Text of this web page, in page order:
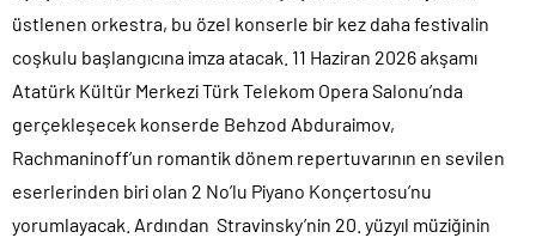
üstlenen orkestra, bu özel konserle bir kez daha festivalin
coşkulu başlangıcına imza atacak. 11 Haziran 2026 akşamı
Atatürk Kültür Merkezi Türk Telekom Opera Salonu’nda
gerçekleşecek konserde Behzod Abduraimov,
Rachmaninoff’un romantik dönem repertuvarının en sevilen
eserlerinden biri olan 2 No’lu Piyano Konçertosu’nu
yorumlayacak. Ardından Stravinsky’nin 20. yüzyıl müziğinin